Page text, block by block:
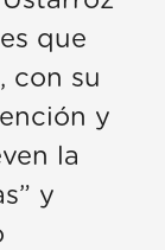
que
con su
y
la
y